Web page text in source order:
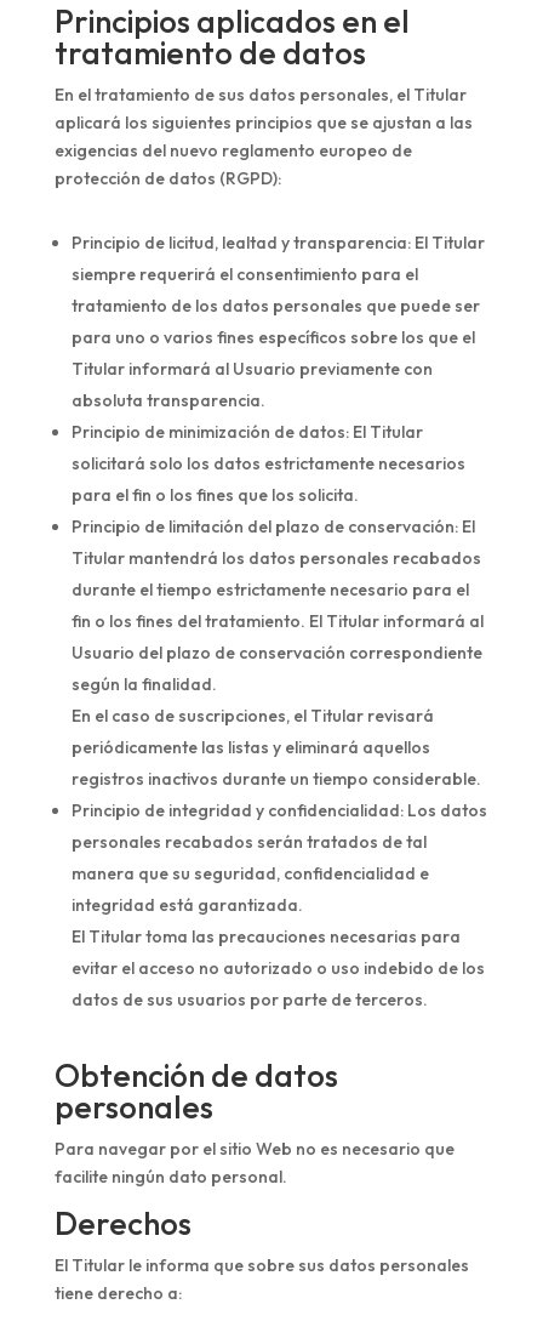
Principios aplicados en el
tratamiento de datos
En el tratamiento de sus datos personales, el Titular
aplicará los siguientes principios que se ajustan a las
exigencias del nuevo reglamento europeo de
protección de datos (RGPD):
Principio de licitud, lealtad y transparencia: El Titular
siempre requerirá el consentimiento para el
tratamiento de los datos personales que puede ser
para uno o varios fines específicos sobre los que el
Titular informará al Usuario previamente con
absoluta transparencia.
Principio de minimización de datos: El Titular
solicitará solo los datos estrictamente necesarios
para el fin o los fines que los solicita.
Principio de limitación del plazo de conservación: El
Titular mantendrá los datos personales recabados
durante el tiempo estrictamente necesario para el
fin o los fines del tratamiento. El Titular informará al
Usuario del plazo de conservación correspondiente
según la finalidad.
En el caso de suscripciones, el Titular revisará
periódicamente las listas y eliminará aquellos
registros inactivos durante un tiempo considerable.
Principio de integridad y confidencialidad: Los datos
personales recabados serán tratados de tal
manera que su seguridad, confidencialidad e
integridad está garantizada.
El Titular toma las precauciones necesarias para
evitar el acceso no autorizado o uso indebido de los
datos de sus usuarios por parte de terceros.
Obtención de datos
personales
Para navegar por el sitio Web no es necesario que
facilite ningún dato personal.
Derechos
El Titular le informa que sobre sus datos personales
tiene derecho a: